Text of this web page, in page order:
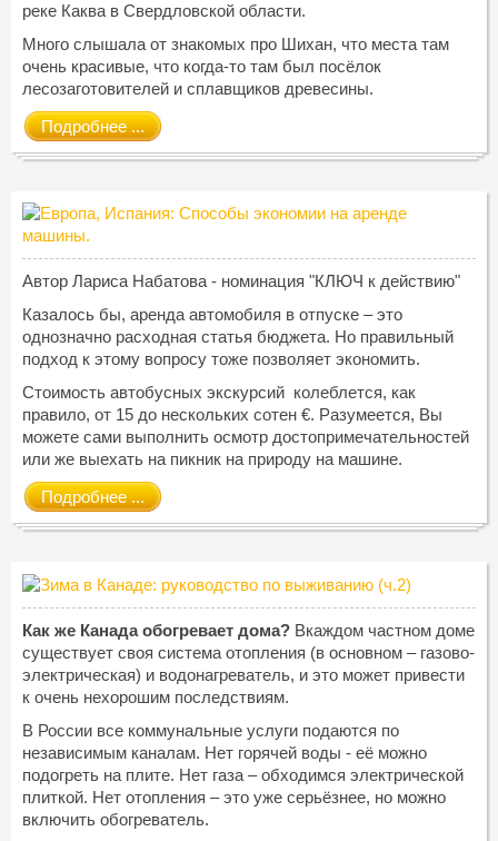
реке Каква в Свердловской области.
Много слышала от знакомых про Шихан, что места там
очень красивые, что когда-то там был посёлок
лесозаготовителей и сплавщиков древесины.
Подробнее ...
Автор Лариса Набатова - номинация "КЛЮЧ к действию"
Казалось бы, аренда автомобиля в отпуске – это
однозначно расходная статья бюджета. Но правильный
подход к этому вопросу тоже позволяет экономить.
Стоимость автобусных экскурсий колеблется, как
правило, от 15 до нескольких сотен €. Разумеется, Вы
можете сами выполнить осмотр достопримечательностей
или же выехать на пикник на природу на машине.
Подробнее ...
Как же Канада обогревает дома? Вкаждом частном доме
существует своя система отопления (в основном – газово-
электрическая) и водонагреватель, и это может привести
к очень нехорошим последствиям.
В России все коммунальные услуги подаются по
независимым каналам. Нет горячей воды - её можно
подогреть на плите. Нет газа – обходимся электрической
плиткой. Нет отопления – это уже серьёзнее, но можно
включить обогреватель.